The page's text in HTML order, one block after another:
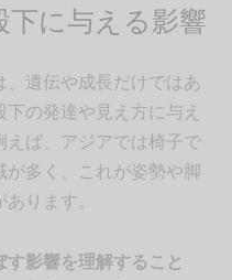
下に与える影響
遺伝や成長だけではあ
の発達や見え方に与え
ば、アジアでは椅子で
多く、これが姿勢や脚
ります。
す影響を理解すること